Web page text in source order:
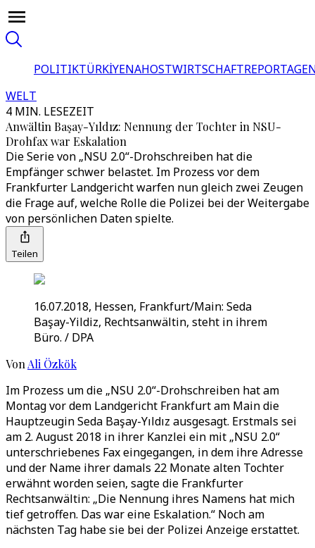
POLITIKTÜRKİYENAHOSTWIRTSCHAFT
WELT
4 MIN. LESEZEIT
Anwältin Başay-Yıldız: Nennung der Tochter in NSU-
Drohfax war Eskalation
Die Serie von „NSU 2.0“-Drohschreiben hat die
Empfänger schwer belastet. Im Prozess vor dem
Frankfurter Landgericht warfen nun gleich zwei Zeugen
die Frage auf, welche Rolle die Polizei bei der Weitergabe
von persönlichen Daten spielte.
Teilen
16.07.2018, Hessen, Frankfurt/Main: Seda
Başay-Yildiz, Rechtsanwältin, steht in ihrem
Büro. / DPA
Von Ali Özkök
Im Prozess um die „NSU 2.0“-Drohschreiben hat am
Montag vor dem Landgericht Frankfurt am Main die
Hauptzeugin Seda Başay-Yıldız ausgesagt. Erstmals sei
am 2. August 2018 in ihrer Kanzlei ein mit „NSU 2.0“
unterschriebenes Fax eingegangen, in dem ihre Adresse
und der Name ihrer damals 22 Monate alten Tochter
erwähnt worden seien, sagte die Frankfurter
Rechtsanwältin: „Die Nennung ihres Namens hat mich
tief getroffen. Das war eine Eskalation.“ Noch am
nächsten Tag habe sie bei der Polizei Anzeige erstattet.